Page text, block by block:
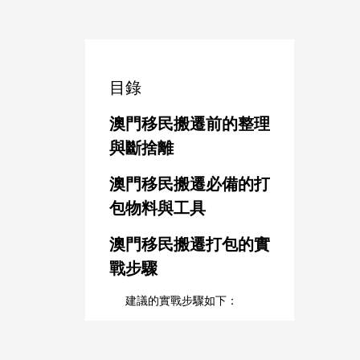
目錄
澳門移民搬遷前的整理
與斷捨離
澳門移民搬遷必備的打
包物料與工具
澳門移民搬遷打包的實
戰步驟
建議的實戰步驟如下：